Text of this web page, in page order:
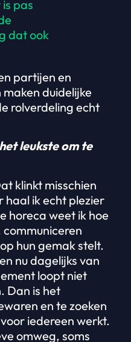
pas
dat ook
partijen en
duidelijke
rolverdeling echt
leukste om te
klinkt misschien
ik echt plezier
horeca weet ik hoe
communiceren
hun gemak stelt.
nu dagelijks van
loopt niet
Dan is het
en te zoeken
iedereen werkt.
omweg, soms